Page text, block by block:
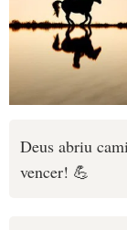
Deus abriu
vencer! 💪